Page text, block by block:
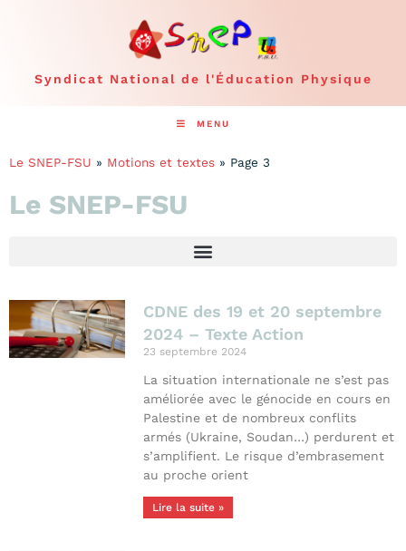
Syndicat National de l'Éducation Physique
MENU
Le SNEP-FSU » Motions et textes » Page 3
Le SNEP-FSU
CDNE des 19 et 20 septembre
2024 – Texte Action
23 septembre 2024
La situation internationale ne s’est pas
améliorée avec le génocide en cours en
Palestine et de nombreux conflits
armés (Ukraine, Soudan…) perdurent et
s’amplifient. Le risque d’embrasement
au proche orient
Lire la suite »